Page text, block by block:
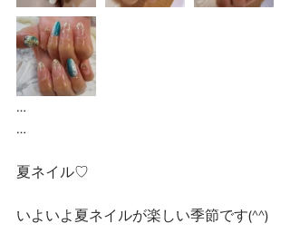
…
…
夏ネイル♡
いよいよ夏ネイルが楽しい季節です(^^)